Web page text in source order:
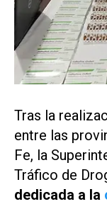
Tras la
entre las
Fe, la
Tráfico de
dedicada a la